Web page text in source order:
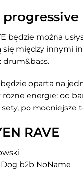
będzie można
się między innymi
drum&bass.
oparta na
energie: od
po mocniejsze
RAVE
b2b NoName